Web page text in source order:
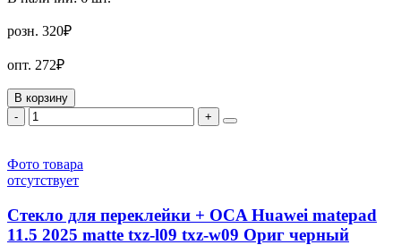
розн. 320₽
опт. 272₽
В корзину
-
+
Фото товара
отсутствует
Стекло для переклейки + OCA Huawei matepad
11.5 2025 matte txz-l09 txz-w09 Ориг черный